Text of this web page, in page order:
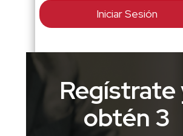
Iniciar Sesión
Regístrate
obtén 3